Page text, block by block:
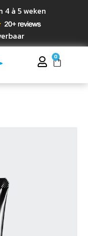
4 à 5 weken
0